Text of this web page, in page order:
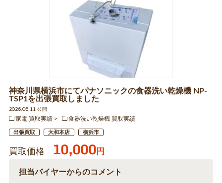
神奈川県横浜市にてパナソニックの食器洗い乾燥機 NP-
TSP1を出張買取しました
2026.06.11 公開
家電 買取実績
食器洗い乾燥機 買取実績
出張買取 大和本店 横浜市
買取価格 10,000円
担当バイヤーからのコメント